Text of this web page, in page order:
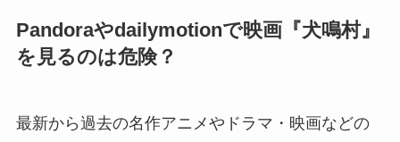
Pandoraやdailymotionで映画『犬鳴村』
を見るのは危険？
最新から過去の名作アニメやドラマ・映画などの